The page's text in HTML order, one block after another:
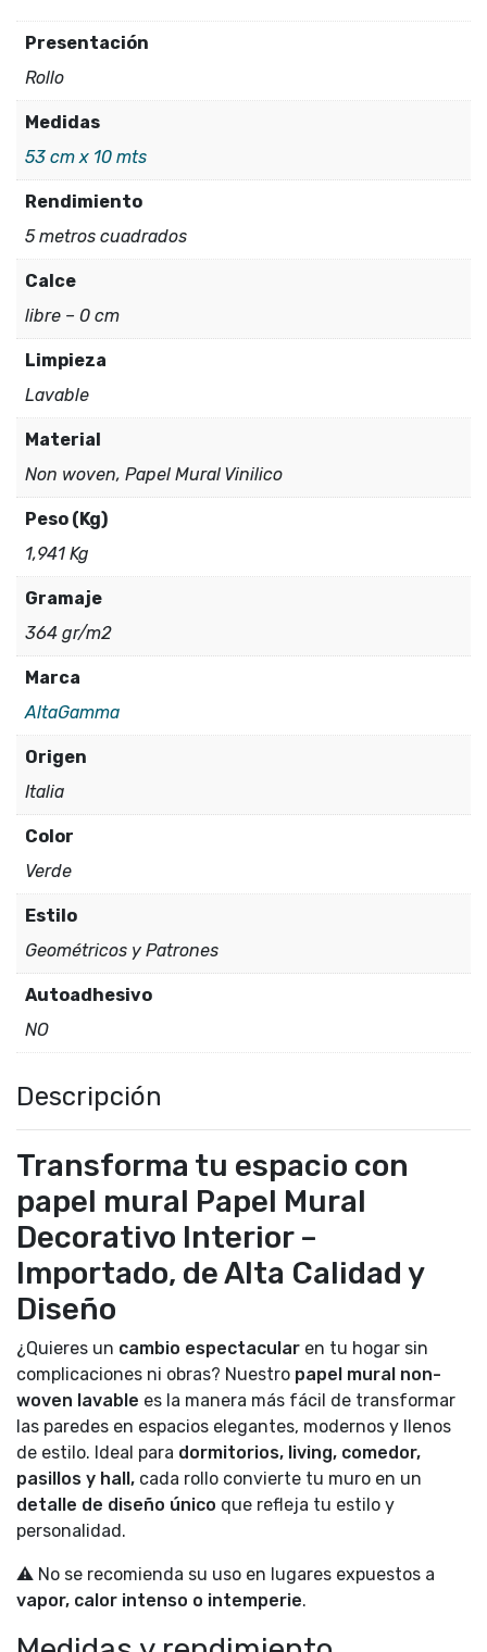
Presentación
Rollo
Medidas
53 cm x 10 mts
Rendimiento
5 metros cuadrados
Calce
libre – 0 cm
Limpieza
Lavable
Material
Non woven, Papel Mural Vinilico
Peso (Kg)
1,941 Kg
Gramaje
364 gr/m2
Marca
AltaGamma
Origen
Italia
Color
Verde
Estilo
Geométricos y Patrones
Autoadhesivo
NO
Descripción
Transforma tu espacio con
papel mural Papel Mural
Decorativo Interior –
Importado, de Alta Calidad y
Diseño
¿Quieres un cambio espectacular en tu hogar sin
complicaciones ni obras? Nuestro papel mural non-
woven lavable es la manera más fácil de transformar
las paredes en espacios elegantes, modernos y llenos
de estilo. Ideal para dormitorios, living, comedor,
pasillos y hall, cada rollo convierte tu muro en un
detalle de diseño único que refleja tu estilo y
personalidad.
⚠️ No se recomienda su uso en lugares expuestos a
vapor, calor intenso o intemperie.